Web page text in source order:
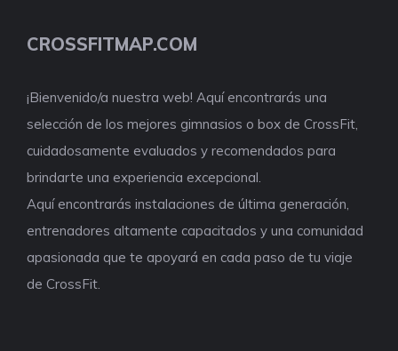
CROSSFITMAP.COM
¡Bienvenido/a nuestra web! Aquí encontrarás una
selección de los mejores gimnasios o box de CrossFit,
cuidadosamente evaluados y recomendados para
brindarte una experiencia excepcional.
Aquí encontrarás instalaciones de última generación,
entrenadores altamente capacitados y una comunidad
apasionada que te apoyará en cada paso de tu viaje
de CrossFit.